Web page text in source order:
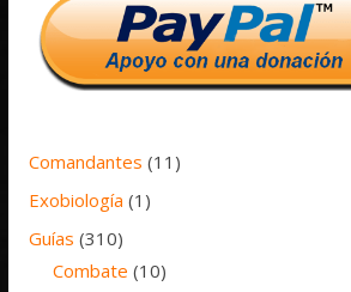
Comandantes (11)
Exobiología (1)
Guías (310)
Combate (10)